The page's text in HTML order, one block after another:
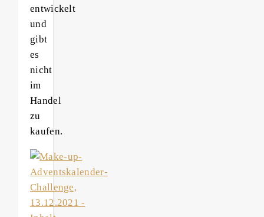
entwickelt
und
gibt
es
nicht
im
Handel
zu
kaufen.